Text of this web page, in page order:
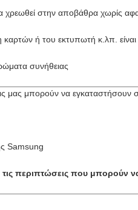
χρεωθεί στην αποβάθρα χωρίς
ή του εκτυπωτή κ.λπ. είναι
συνήθειας
μας μπορούν να εγκαταστήσουν
Samsung
περιπτώσεις που μπορούν